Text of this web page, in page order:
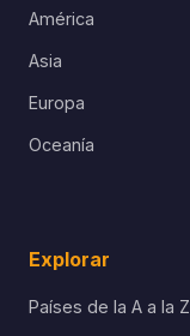
América
Asia
Europa
Oceanía
Explorar
Países de la A a la Z